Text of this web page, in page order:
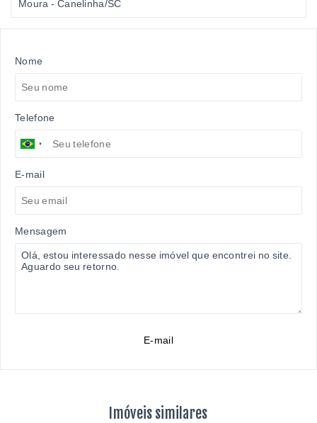
Moura - Canelinha/SC
Nome
Telefone
E-mail
Mensagem
E-mail
Imóveis similares